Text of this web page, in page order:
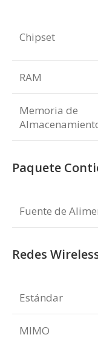
Chipset
RAM
Memoria de
Paquete
Fuente de
Redes
Estándar
MIMO